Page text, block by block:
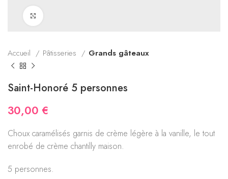
Accueil Pâtisseries Grands gâteaux
Saint-Honoré 5 personnes
30,00 €
Choux caramélisés garnis de crème légère à la vanille, le tout
enrobé de crème chantilly maison.
5 personnes.